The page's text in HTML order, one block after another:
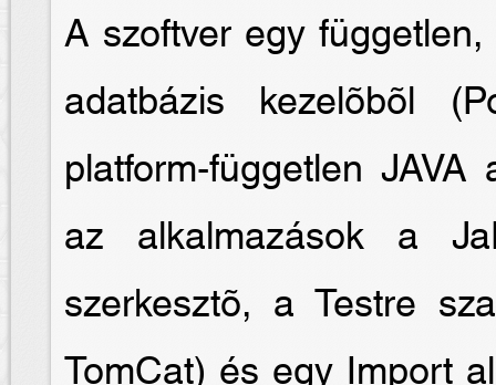
A szoftver egy
adatbázis kezelõbõl
platform-független
az alkalmazások a
szerkesztõ, a Testre